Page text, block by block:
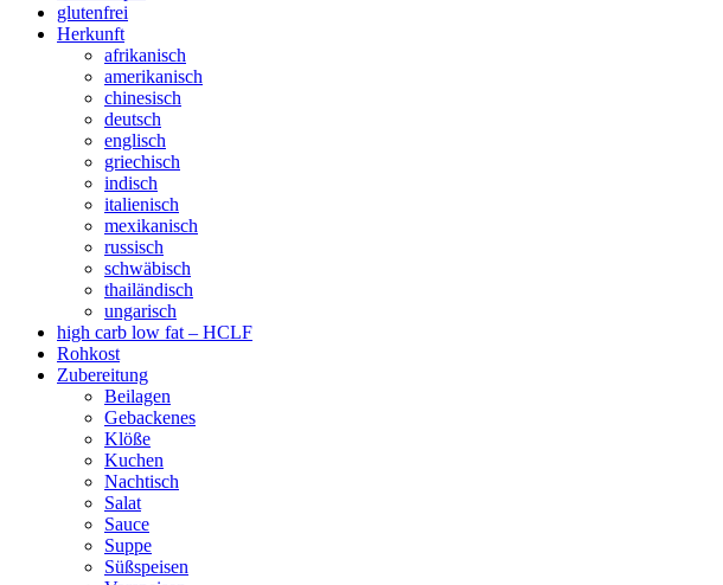
glutenfrei
Herkunft
afrikanisch
amerikanisch
chinesisch
deutsch
englisch
griechisch
indisch
italienisch
mexikanisch
russisch
schwäbisch
thailändisch
ungarisch
high carb low fat – HCLF
Rohkost
Zubereitung
Beilagen
Gebackenes
Klöße
Kuchen
Nachtisch
Salat
Sauce
Suppe
Süßspeisen